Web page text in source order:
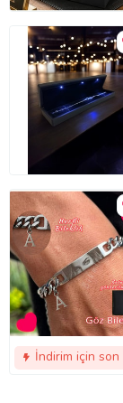
İndirim için son